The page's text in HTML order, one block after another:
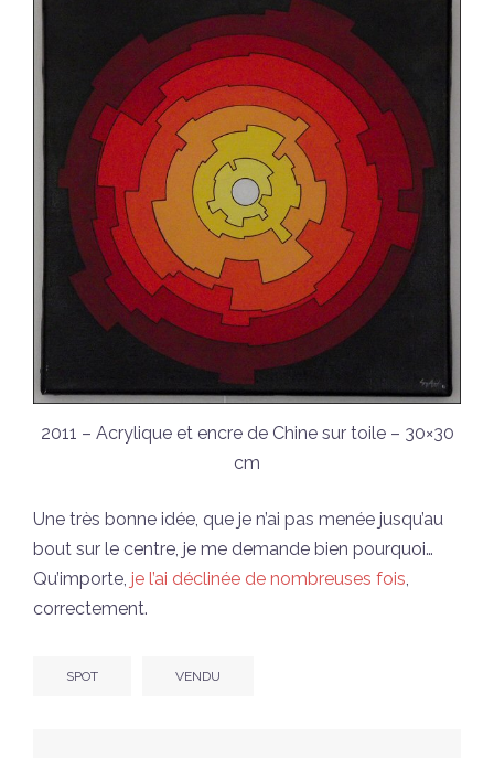
2011 – Acrylique et encre de Chine sur toile – 30×30
cm
Une très bonne idée, que je n’ai pas menée jusqu’au
bout sur le centre, je me demande bien pourquoi…
Qu’importe, je l’ai déclinée de nombreuses fois,
correctement.
SPOT VENDU